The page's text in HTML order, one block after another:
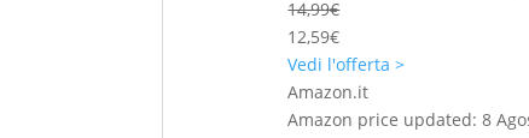
14,99€
12,59€
Vedi l'offerta >
Amazon.it
Amazon price updated:8